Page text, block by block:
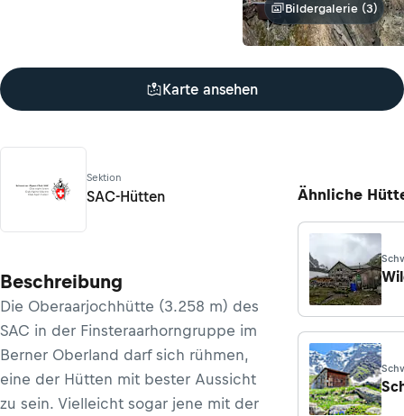
Bildergalerie (3)
Karte ansehen
Sektion
SAC-Hütten
Beschreibung
Die Oberaarjochhütte (3.258 m) des
SAC in der Finsteraarhorngruppe im
Berner Oberland darf sich rühmen,
eine der Hütten mit bester Aussicht
zu sein. Vielleicht sogar jene mit der
Ähnliche